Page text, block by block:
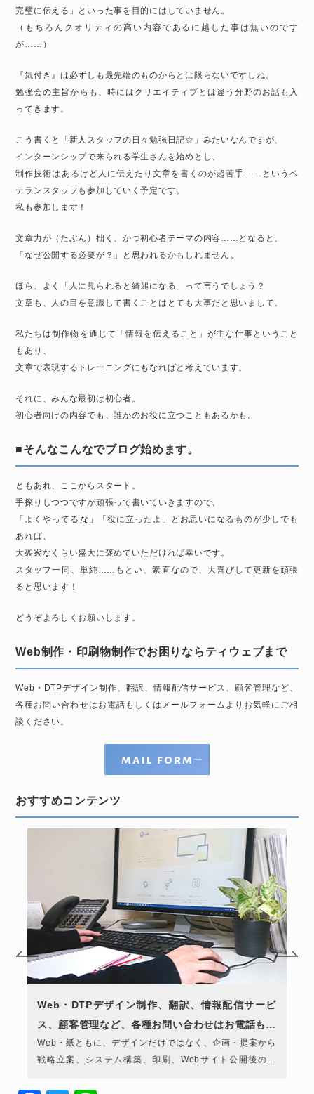
完璧に伝える」といった事を目的にはしていません。
（もちろんクオリティの高い内容であるに越した事は無いのです
が……）
『気付き』は必ずしも最先端のものからとは限らないですしね。
勉強会の主旨からも、時にはクリエイティブとは違う分野のお話も入
ってきます。
こう書くと「新人スタッフの日々勉強日記☆」みたいなんですが、
インターンシップで来られる学生さんを始めとし、
制作技術はあるけど人に伝えたり文章を書くのが超苦手……というベ
テランスタッフも参加していく予定です。
私も参加します！
文章力が（たぶん）拙く、かつ初心者テーマの内容……となると、
「なぜ公開する必要が？」と思われるかもしれません。
ほら、よく「人に見られると綺麗になる」って言うでしょう？
文章も、人の目を意識して書くことはとても大事だと思いまして。
私たちは制作物を通じて「情報を伝えること」が主な仕事ということ
もあり、
文章で表現するトレーニングにもなればと考えています。
それに、みんな最初は初心者。
初心者向けの内容でも、誰かのお役に立つこともあるかも。
■そんなこんなでブログ始めます。
ともあれ、ここからスタート。
手探りしつつですが頑張って書いていきますので、
「よくやってるな」「役に立ったよ」とお思いになるものが少しでも
あれば、
大袈裟なくらい盛大に褒めていただければ幸いです。
スタッフ一同、単純……もとい、素直なので、大喜びして更新を頑張
ると思います！
どうぞよろしくお願いします。
Web制作・印刷物制作でお困りならティウェブまで
Web・DTPデザイン制作、翻訳、情報配信サービス、顧客管理など、
各種お問い合わせはお電話もしくはメールフォームよりお気軽にご相
談ください。
mail form
おすすめコンテンツ
Web・DTPデザイン制作、翻訳、情報配信サービ
ス、顧客管理など、各種お問い合わせはお電話もし
くは下記のフォームよりお気軽にご相談くださ
い。...
Web・紙ともに、デザインだけではなく、企画・提案から
戦略立案、システム構築、印刷、Webサイト公開後の管